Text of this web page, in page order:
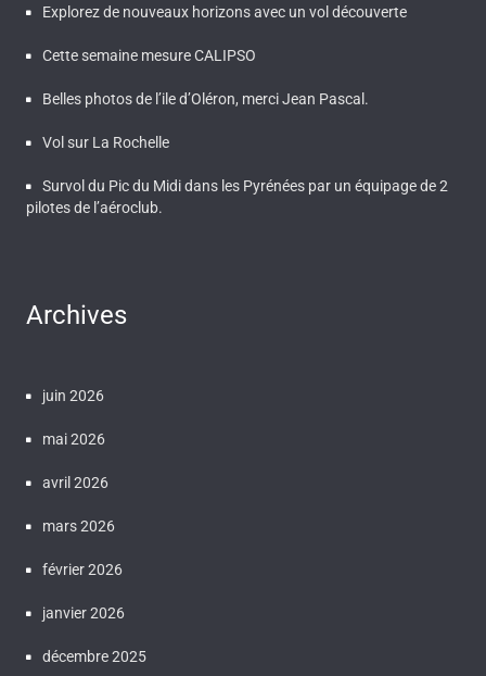
Explorez de nouveaux horizons avec un vol découverte
Cette semaine mesure CALIPSO
Belles photos de l’ile d’Oléron, merci Jean Pascal.
Vol sur La Rochelle
Survol du Pic du Midi dans les Pyrénées par un équipage de 2
pilotes de l’aéroclub.
Archives
juin 2026
mai 2026
avril 2026
mars 2026
février 2026
janvier 2026
décembre 2025